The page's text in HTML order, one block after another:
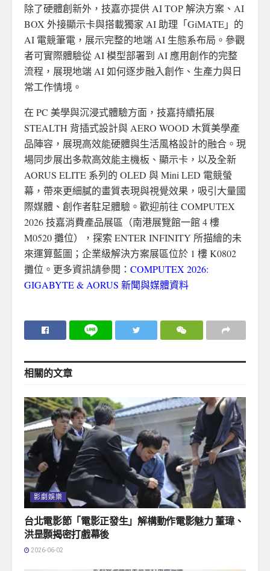
除了硬體創新外，技嘉亦提供 AI TOP 解決方案、AI
BOX 外接顯示卡與搭載獨家 AI 助理「GiMATE」的
AI 電競筆電，展示完整的地端 AI 生態系布局。參觀
者可實際體驗從 AI 模型部署到 AI 應用創作的完整
流程，展現地端 AI 如何逐步融入創作、生產力與日
常工作情境。
在 PC 美學與沉浸式體驗方面，技嘉持續拓展
STEALTH 背插式設計與 AERO WOOD 木質美學產
品陣容，展現高效能硬體與生活風格設計的融合。現
場同步展出多款高效能主機板、顯示卡，以及全新
AORUS ELITE 系列的 OLED 與 Mini LED 電競螢
幕，帶來更細膩的畫質表現與視覺效果，吸引大量國
際媒體、創作者駐足體驗。歡迎前往 COMPUTEX
2026 技嘉消費產品展區（南港展覽館一館 4 樓
M0520 攤位），探索 ENTER INFINITY 所描繪的未
來運算藍圖；企業級解決方案展區位於 1 樓 K0802
攤位。更多資訊請參閱： COMPUTEX 2026:
GIGABYTE & AORUS 新聞與媒體資料
相關的文章
影劇娛樂
台北電影節「電影正發生」解構動作電影魅力 董瑋、
洪昰顥揭密打戲幕後
2026-06-02